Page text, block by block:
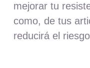
mejorar tu
como, de tus
reducirá el